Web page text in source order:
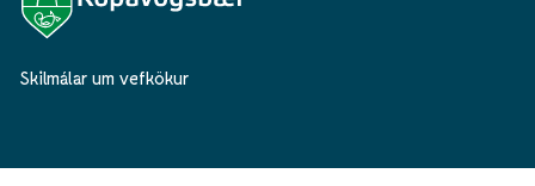
Skilmálar um vefkökur